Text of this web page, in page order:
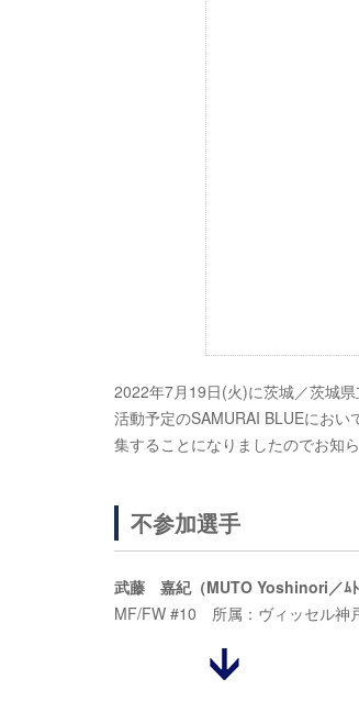
2022年7月19日(火)に茨城／茨城
活動予定のSAMURAI BLUEにお
集することになりましたのでお知ら
不参加選手
武藤 嘉紀（MUTO Yoshinori／ﾑﾄｳ
MF/FW #10 所属：ヴィッセル神